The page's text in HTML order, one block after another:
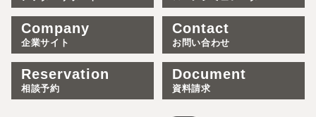
Company
企業サイト
Contact
お問い合わせ
Reservation
相談予約
Document
資料請求